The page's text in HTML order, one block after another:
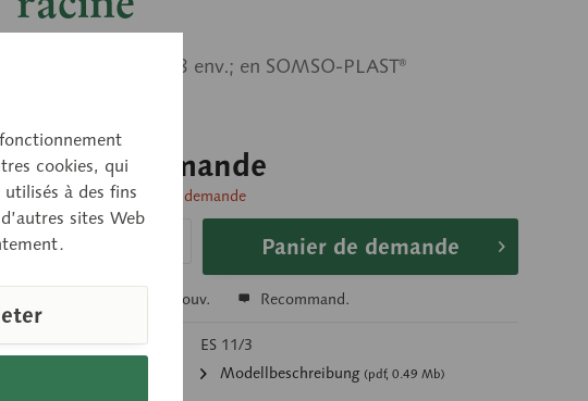
Agrandissement x 8 env.; en SOMSO-PLAST®
Prix sur demande
Délai de livraison sur demande
Panier de demande
Se souv. Recommand.
Référence d’article:
ES 11/3
Modellbeschreibung (pdf, 0.49 Mb)
cookies, qui
à des fins
sites Web